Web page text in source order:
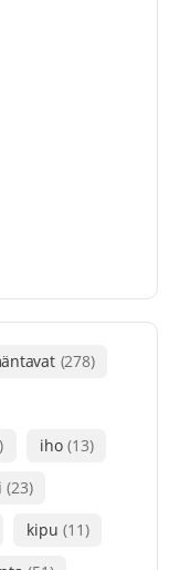
(278)
iho (13)
(23)
kipu (11)